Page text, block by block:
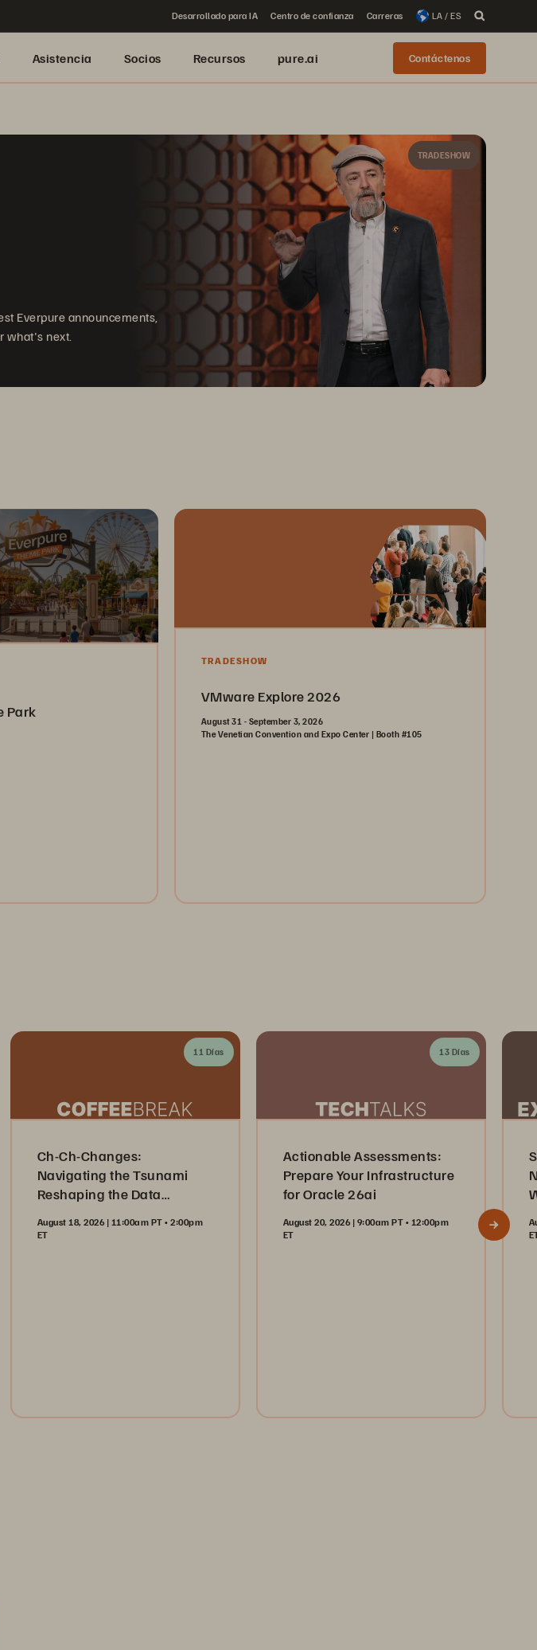
Desarrollado para IA Centro de confianza Carreras LA / ES
Asistencia Socios Recursos pure.ai Contáctenos
TRADESHOW
Everpure announcements,
what's next.
Park
TRADESHOW
VMware Explore 2026
August 31 - September 3, 2026
The Venetian Convention and Expo Center | Booth #105
11 Días
Ch-Ch-Changes:
Navigating the Tsunami
Reshaping the Data
August 18, 2026 | 11:00am PT • 2:00pm
ET
13 Días
Actionable Assessments:
Prepare Your Infrastructure
for Oracle 26ai
August 20, 2026 | 9:00am PT • 12:00pm
ET